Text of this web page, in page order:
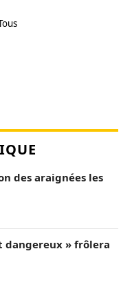
des araignées les
dangereux » frôlera